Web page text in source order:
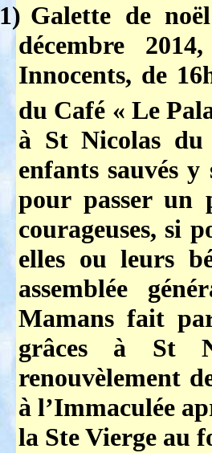
1) Galette de
décembre 2014,
Innocents, de
du Café « Le
à St Nicolas du
enfants sauvés y
pour passer un
courageuses, si
elles ou leurs
assemblée
Mamans fait
grâces à St
renouvèlement
à l’Immaculée
la Ste Vierge au